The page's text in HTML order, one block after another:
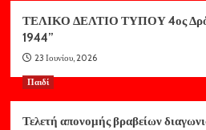
ΤΕΛΙΚΟ ΔΕΛΤΙΟ ΤΥΠΟΥ 4ος
1944”
23 Ιουνίου, 2026
Παιδί
Τελετή απονομής βραβείων